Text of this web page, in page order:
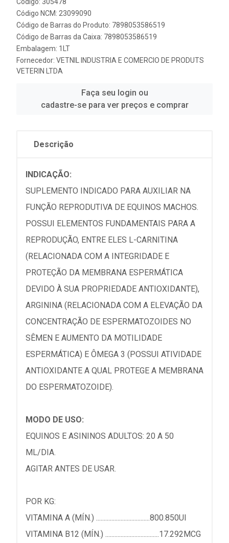
Código NCM: 23099090
Código de Barras do Produto: 7898053586519
Código de Barras da Caixa: 7898053586519
Embalagem: 1LT
Fornecedor: VETNIL INDUSTRIA E COMERCIO DE PRODUTS
VETERIN LTDA
Faça seu login ou
cadastre-se para ver preços e comprar
Descrição
INDICAÇÃO:
SUPLEMENTO INDICADO PARA AUXILIAR NA
FUNÇÃO REPRODUTIVA DE EQUINOS MACHOS.
POSSUI ELEMENTOS FUNDAMENTAIS PARA A
REPRODUÇÃO, ENTRE ELES L-CARNITINA
(RELACIONADA COM A INTEGRIDADE E
PROTEÇÃO DA MEMBRANA ESPERMÁTICA
DEVIDO À SUA PROPRIEDADE ANTIOXIDANTE),
ARGININA (RELACIONADA COM A ELEVAÇÃO DA
CONCENTRAÇÃO DE ESPERMATOZOIDES NO
SÊMEN E AUMENTO DA MOTILIDADE
ESPERMÁTICA) E ÔMEGA 3 (POSSUI ATIVIDADE
ANTIOXIDANTE A QUAL PROTEGE A MEMBRANA
DO ESPERMATOZOIDE).
MODO DE USO:
EQUINOS E ASININOS ADULTOS: 20 A 50
ML/DIA.
AGITAR ANTES DE USAR.
POR KG:
VITAMINA A (MÍN.) ...................................800.850UI
VITAMINA B12 (MÍN.) ...................................17.292MCG